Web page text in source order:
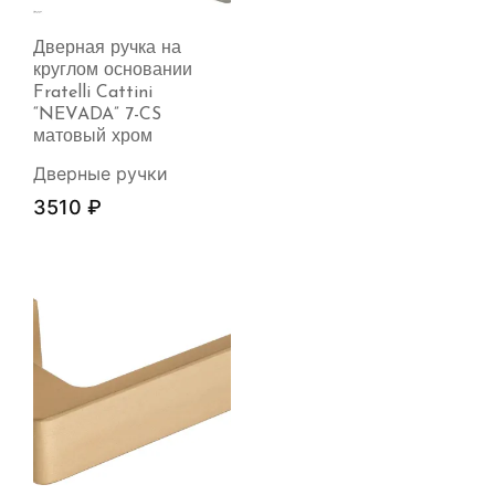
Дверная ручка на
круглом основании
Fratelli Cattini
“NEVADA” 7-CS
матовый хром
Дверные ручки
3510 ₽